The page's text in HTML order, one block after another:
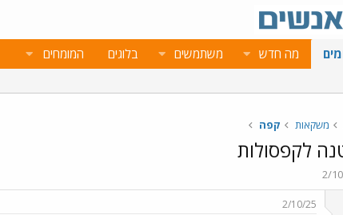
מה חדש משתמשים בלוגים המומחים
משקאות קפה
לקפסולות
2/
2/10/25